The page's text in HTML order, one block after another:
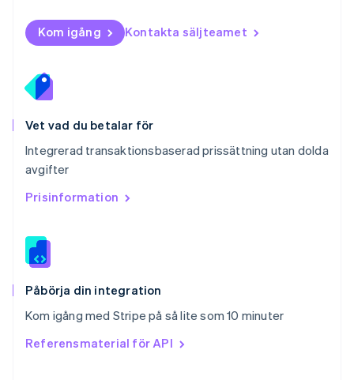
Kom igång Kontakta säljteamet
Vet vad du betalar för
Integrerad transaktionsbaserad prissättning utan dolda
avgifter
Prisinformation
Påbörja din integration
Kom igång med Stripe på så lite som 10 minuter
Referensmaterial för API
Português English
Rumänien
Schweiz
Deutsch
English简体中文
English
Slovenien
English Italiano
Storbritannien
Sverige
SvenskaEnglish
ไทยEnglish
English